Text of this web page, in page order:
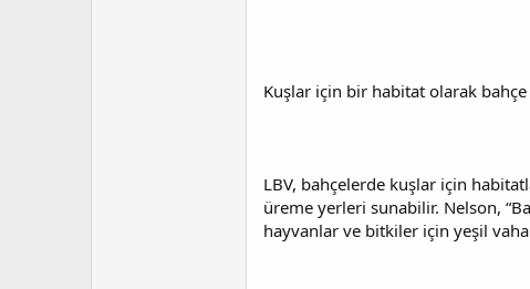
Kuşlar için bir habitat olarak bahçe
LBV, bahçelerde kuşlar için
üreme yerleri sunabilir. Nelson,
hayvanlar ve bitkiler için yeşil